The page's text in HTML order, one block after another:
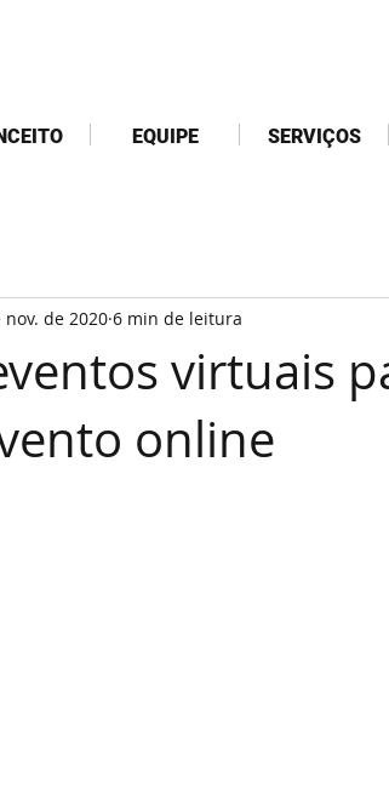
EQUIPE SERVIÇOS
virtuais
online
nov. de 2020 6 min de leitura